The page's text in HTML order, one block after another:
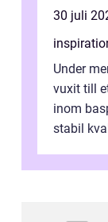
30 juli
Under
vuxit till
inom
stabil